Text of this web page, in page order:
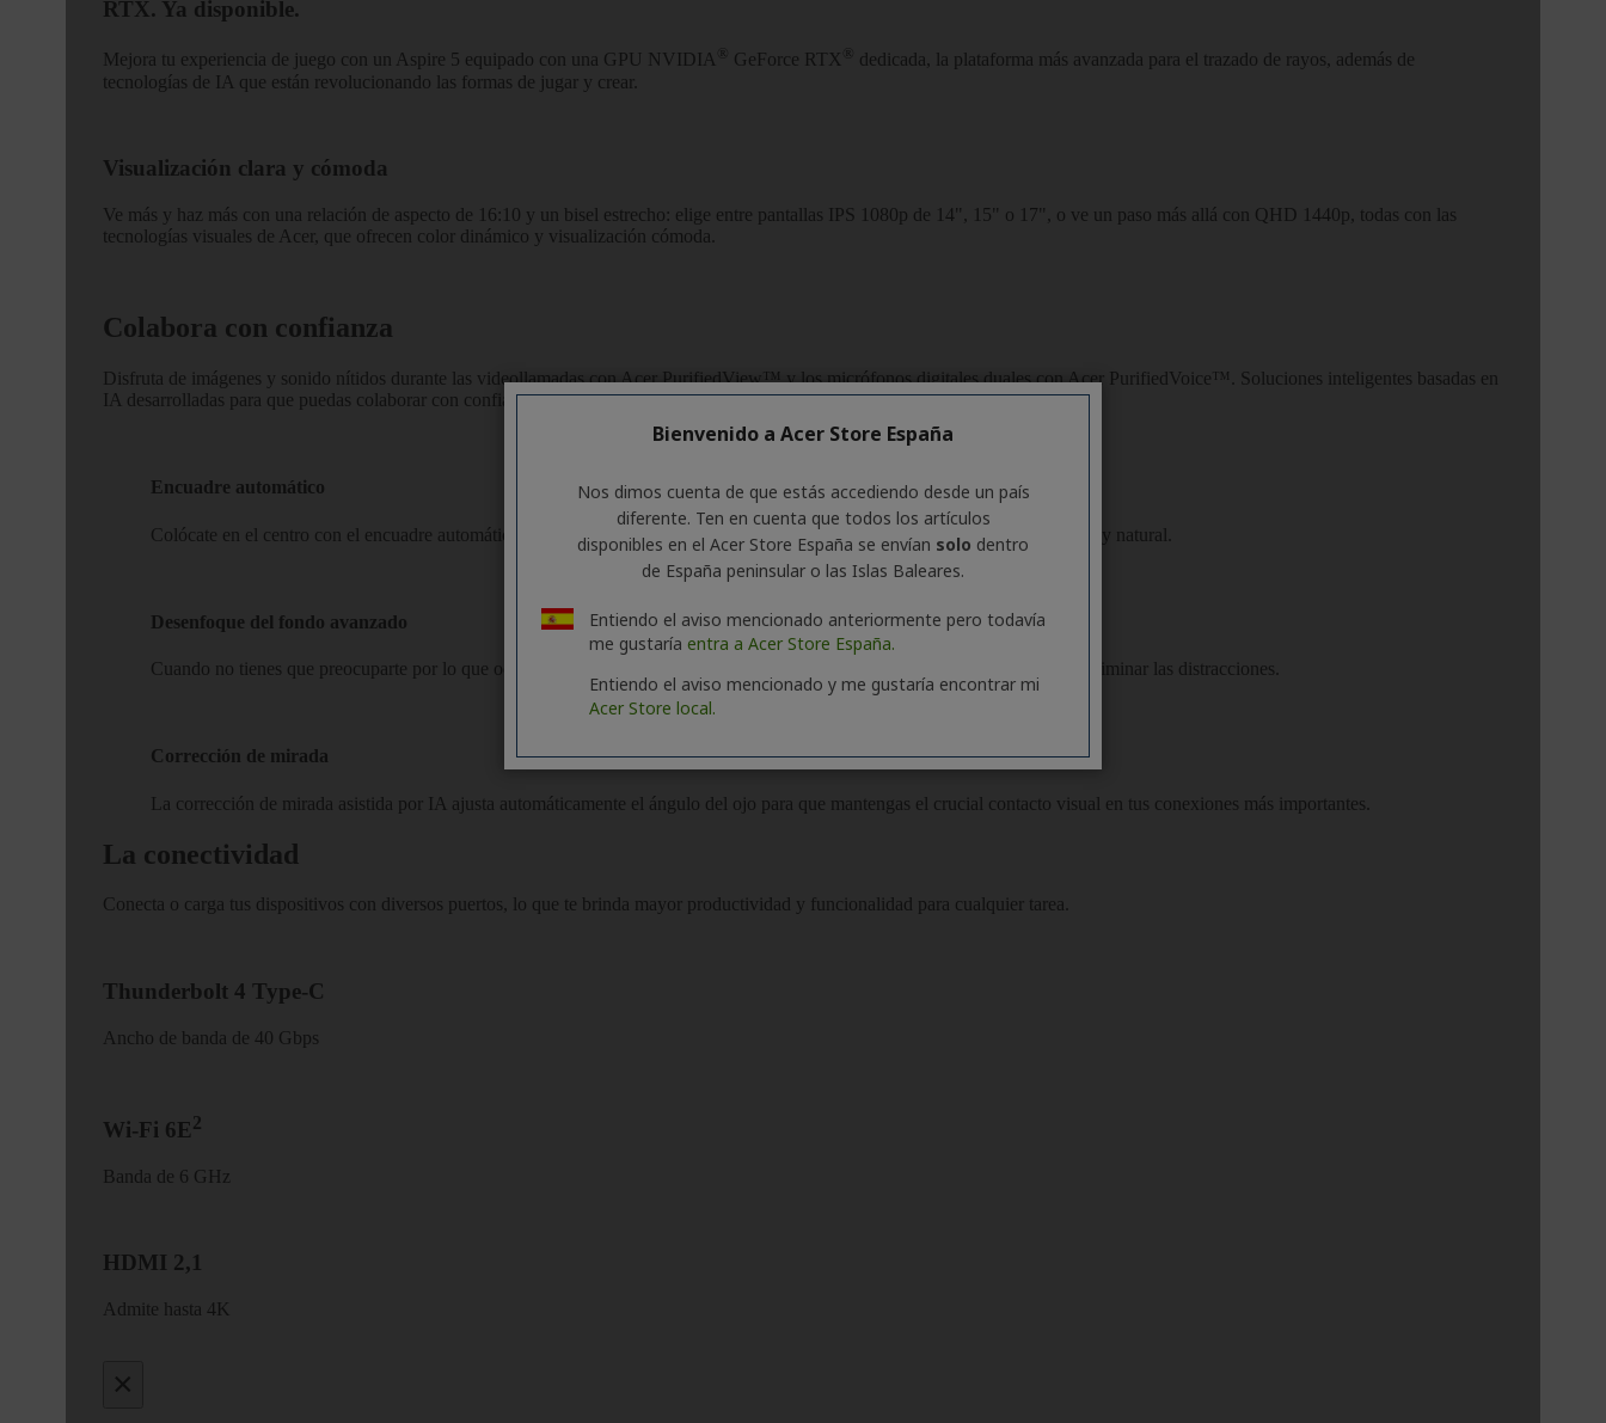
Bienvenido a Acer Store España
Nos dimos cuenta de que estás accediendo desde un país
diferente. Ten en cuenta que todos los artículos
disponibles en el Acer Store España se envían solo dentro
de España peninsular o las Islas Baleares.
Entiendo el aviso mencionado anteriormente pero todavía
me gustaría entra a Acer Store España.
Entiendo el aviso mencionado y me gustaría encontrar mi
Acer Store local.